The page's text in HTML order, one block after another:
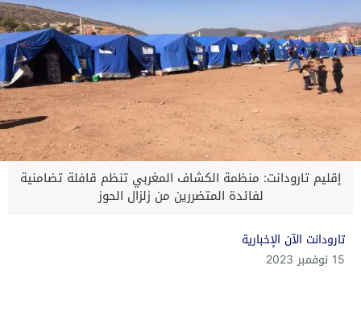
إقليم تارودانت: منظمة الكشاف المغربي تنظم قافلة تضامنية
لفائدة المتضررين من زلزال الحوز
تارودانت الآن الإخبارية
15 نوفمبر 2023